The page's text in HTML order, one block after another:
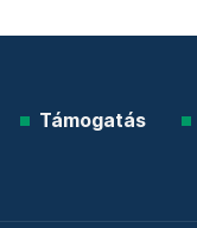
Támogatás